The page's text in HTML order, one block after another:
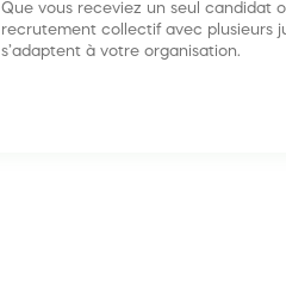
Que vous receviez un seul candidat
recrutement collectif avec plusieurs
s’adaptent à votre organisation.